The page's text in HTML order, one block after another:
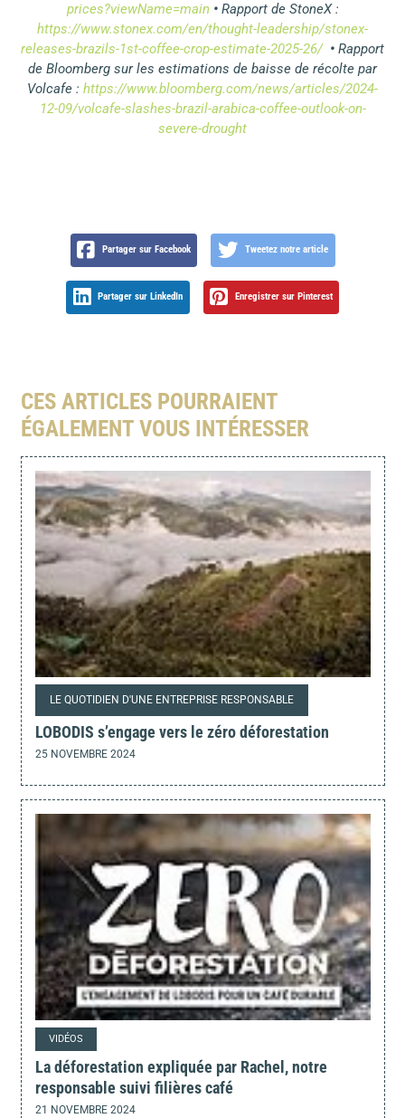
prices?viewName=main • Rapport de StoneX :
https://www.stonex.com/en/thought-leadership/stonex-
releases-brazils-1st-coffee-crop-estimate-2025-26/ • Rapport
de Bloomberg sur les estimations de baisse de récolte par
Volcafe : https://www.bloomberg.com/news/articles/2024-
12-09/volcafe-slashes-brazil-arabica-coffee-outlook-on-
severe-drought
Partager sur Facebook Tweetez notre article
Partager sur LinkedIn Enregistrer sur Pinterest
CES ARTICLES POURRAIENT
ÉGALEMENT VOUS INTÉRESSER
LE QUOTIDIEN D'UNE ENTREPRISE RESPONSABLE
LOBODIS s’engage vers le zéro déforestation
25 NOVEMBRE 2024
VIDÉOS
La déforestation expliquée par Rachel, notre
responsable suivi filières café
21 NOVEMBRE 2024